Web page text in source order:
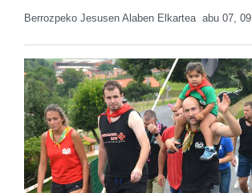
Berrozpeko Jesusen Alaben Elkartea abu 07,